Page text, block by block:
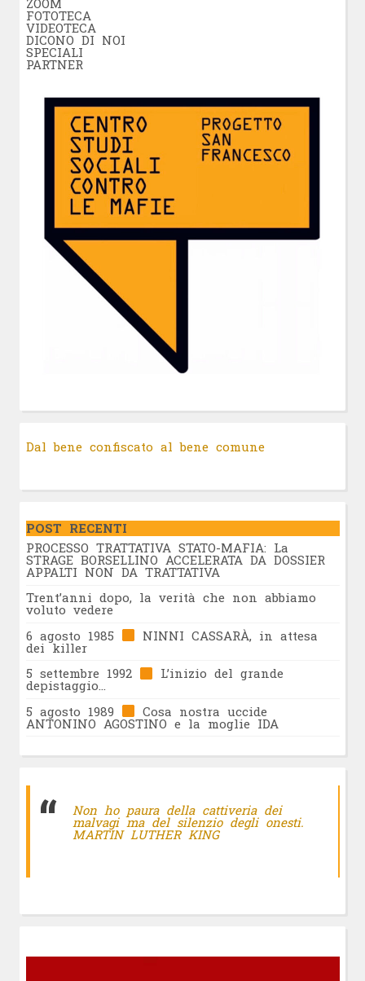
ZOOM
FOTOTECA
VIDEOTECA
DICONO DI NOI
SPECIALI
PARTNER
Dal bene confiscato al bene comune
POST RECENTI
PROCESSO TRATTATIVA STATO-MAFIA: La
STRAGE BORSELLINO ACCELERATA DA DOSSIER
APPALTI NON DA TRATTATIVA
Trent’anni dopo, la verità che non abbiamo
voluto vedere
6 agosto 1985
NINNI CASSARÀ, in attesa
dei killer
5 settembre 1992
L’inizio del grande
depistaggio…
5 agosto 1989
Cosa nostra uccide
ANTONINO AGOSTINO e la moglie IDA
Non ho paura della cattiveria dei
malvagi ma del silenzio degli onesti.
MARTIN LUTHER KING